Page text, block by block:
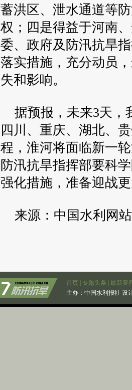
蓄洪区、泄水通道等
权；四是得益于河南
委、政府及防汛抗旱
落实措施，充分动员
失和影响。
据预报，未来3天，
四川、重庆、湖北、
程，淮河将面临新一
防汛抗旱指挥部要科
强化措施，准备迎战
来源：中国水利网站
首页 专题头条
最新要
主办： 中国水利报社 设